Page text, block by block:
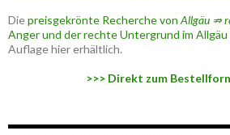
Diepreisgekrönte Recherche von Allgäu ⇏
Anger und der rechte Untergrund im Allgäu
Auflage hier erhältlich.
>>> Direkt zum